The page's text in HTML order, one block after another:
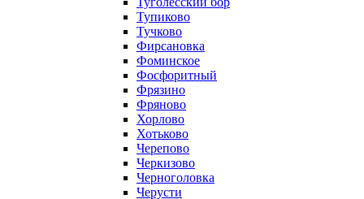
Тупиково
Тучково
Фирсановка
Фоминское
Фосфоритный
Фрязино
Фряново
Хорлово
Хотьково
Черепово
Черкизово
Черноголовка
Черусти